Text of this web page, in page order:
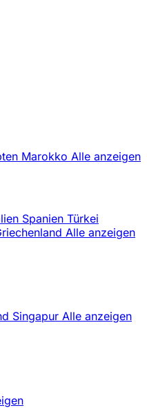
Marokko Alle anzeigen
Spanien Türkei
Alle anzeigen
Singapur Alle anzeigen